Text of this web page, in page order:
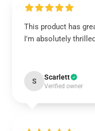
This product has
I'm absolutely
S Scarlett
Verified owner